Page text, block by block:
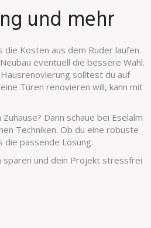
und mehr
die Kosten aus dem Ruder laufen.
eventuell die bessere Wahl.
solltest du auf
Türen renovieren will, kann mit
Dann schaue bei Eselalm
Techniken. Ob du eine robuste
passende Lösung.
sparen und dein Projekt stressfrei